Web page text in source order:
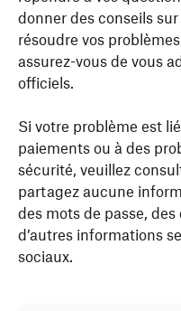
donner des conseils
résoudre vos
assurez-vous de vous
officiels.
Si votre problème est
paiements ou à des
sécurité, veuillez
partagez aucune
des mots de passe,
d’autres informations
sociaux.